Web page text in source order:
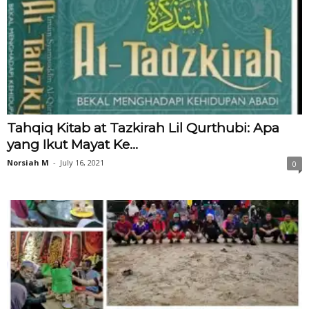
Tahqiq Kitab at Tazkirah Lil Qurthubi: Apa
yang Ikut Mayat Ke...
Norsiah M - July 16, 2021 0